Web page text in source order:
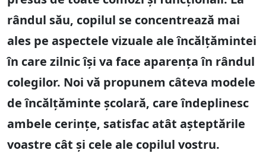
rândul său, copilul se concentrează mai
ales pe aspectele vizuale ale încălțămintei
în care zilnic își va face aparența în rândul
colegilor. Noi vă propunem câteva modele
de încălțăminte școlară, care îndeplinesc
ambele cerințe, satisfac atât așteptările
voastre cât și cele ale copilul vostru.